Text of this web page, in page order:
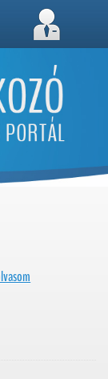
megfelelő működéséhez
Megértettem, folytatás...